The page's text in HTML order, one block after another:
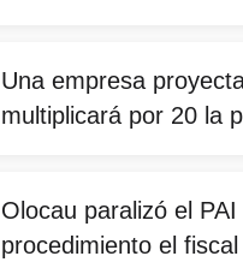
Una empresa
multiplicará por 20 la
Olocau paralizó el
procedimiento el